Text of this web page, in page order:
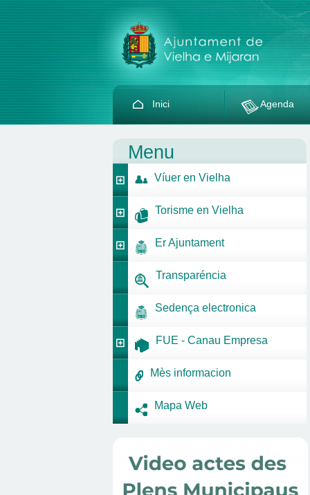
Inici Agenda
Menu
Víuer en Vielha
Torisme en Vielha
Er Ajuntament
Transparéncia
Sedença electronica
FUE - Canau Empresa
Mès informacion
Mapa Web